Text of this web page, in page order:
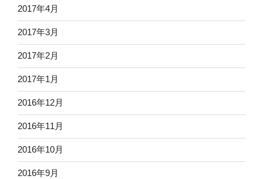
2017年4月
2017年3月
2017年2月
2017年1月
2016年12月
2016年11月
2016年10月
2016年9月